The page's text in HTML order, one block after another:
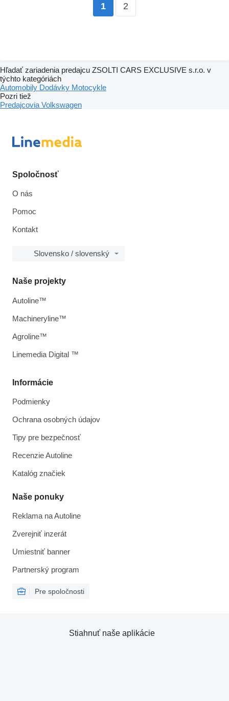
1 2
Hľadať zariadenia predajcu ZSOLTI CARS EXCLUSIVE s.r.o. v
týchto kategóriách
Automobily Dodávky Motocykle
Pozri tiež
Predajcovia Volkswagen
Spoločnosť
O nás
Pomoc
Kontakt
Slovensko / slovenský
Informácie
Podmienky
Ochrana osobných údajov
Tipy pre bezpečnosť
Recenzie Autoline
Katalóg značiek
Naše ponuky
Reklama na Autoline
Zverejniť inzerát
Umiestniť banner
Partnerský program
Pre spoločnosti
Naše projekty
Autoline™
Machineryline™
Agroline™
Linemedia Digital ™
Stiahnuť naše aplikácie